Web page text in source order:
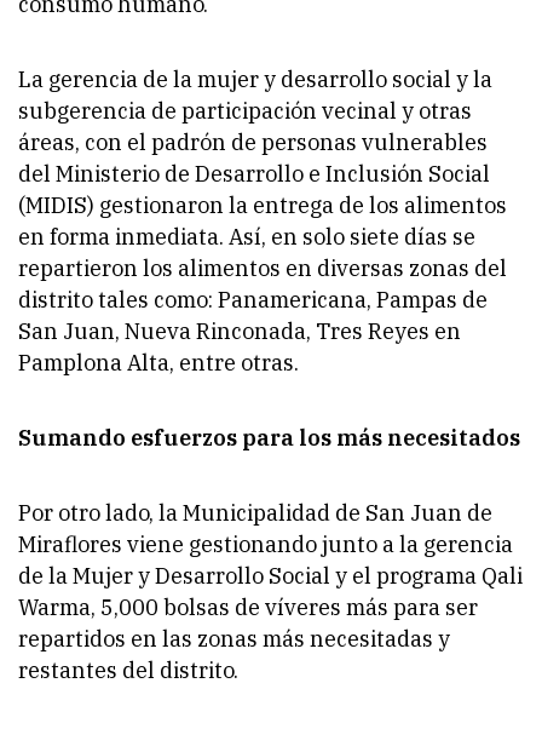
La gerencia de la mujer y desarrollo social y la
subgerencia de participación vecinal y otras
áreas, con el padrón de personas vulnerables
del Ministerio de Desarrollo e Inclusión Social
(MIDIS) gestionaron la entrega de los alimentos
en forma inmediata. Así, en solo siete días se
repartieron los alimentos en diversas zonas del
distrito tales como: Panamericana, Pampas de
San Juan, Nueva Rinconada, Tres Reyes en
Pamplona Alta, entre otras.
Sumando esfuerzos para los más necesitados
Por otro lado, la Municipalidad de San Juan de
Miraflores viene gestionando junto a la gerencia
de la Mujer y Desarrollo Social y el programa Qali
Warma, 5,000 bolsas de víveres más para ser
repartidos en las zonas más necesitadas y
restantes del distrito.